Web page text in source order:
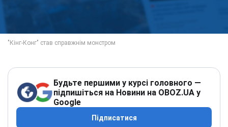
Будьте першими у курсі головного —
підпишіться на Новини на OBOZ.UA у
Google
Підписатися